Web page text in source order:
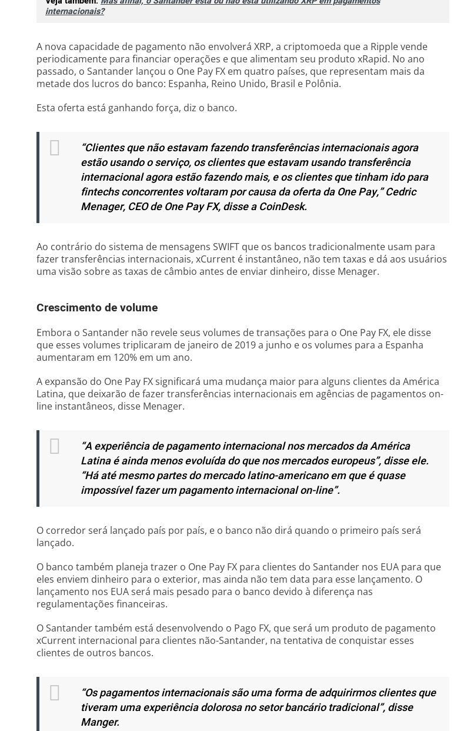
internacionais?
A nova capacidade de pagamento não envolverá XRP, a criptomoeda que a Ripple vende
periodicamente para financiar operações e que alimentam seu produto xRapid. No ano
passado, o Santander lançou o One Pay FX em quatro países, que representam mais da
metade dos lucros do banco: Espanha, Reino Unido, Brasil e Polônia.
Esta oferta está ganhando força, diz o banco.
“Clientes que não estavam fazendo transferências internacionais agora
estão usando o serviço, os clientes que estavam usando transferência
internacional agora estão fazendo mais, e os clientes que tinham ido para
fintechs concorrentes voltaram por causa da oferta da One Pay,” Cedric
Menager, CEO de One Pay FX, disse a CoinDesk.
Ao contrário do sistema de mensagens SWIFT que os bancos tradicionalmente usam para
fazer transferências internacionais, xCurrent é instantâneo, não tem taxas e dá aos usuários
uma visão sobre as taxas de câmbio antes de enviar dinheiro, disse Menager.
Crescimento de volume
Embora o Santander não revele seus volumes de transações para o One Pay FX, ele disse
que esses volumes triplicaram de janeiro de 2019 a junho e os volumes para a Espanha
aumentaram em 120% em um ano.
A expansão do One Pay FX significará uma mudança maior para alguns clientes da América
Latina, que deixarão de fazer transferências internacionais em agências de pagamentos on-
line instantâneos, disse Menager.
“A experiência de pagamento internacional nos mercados da América
Latina é ainda menos evoluída do que nos mercados europeus”, disse ele.
“Há até mesmo partes do mercado latino-americano em que é quase
impossível fazer um pagamento internacional on-line”.
O corredor será lançado país por país, e o banco não dirá quando o primeiro país será
lançado.
O banco também planeja trazer o One Pay FX para clientes do Santander nos EUA para que
eles enviem dinheiro para o exterior, mas ainda não tem data para esse lançamento. O
lançamento nos EUA será mais pesado para o banco devido à diferença nas
regulamentações financeiras.
O Santander também está desenvolvendo o Pago FX, que será um produto de pagamento
xCurrent internacional para clientes não-Santander, na tentativa de conquistar esses
clientes de outros bancos.
“Os pagamentos internacionais são uma forma de adquirirmos clientes que
tiveram uma experiência dolorosa no setor bancário tradicional”, disse
Manger.